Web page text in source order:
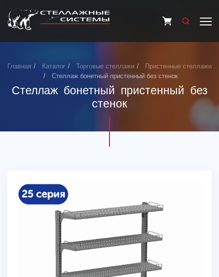
Главная Каталог Торговые стеллажи
Пристенные стеллажи
Стеллаж бонетный пристенный без стенок
Стеллаж бонетный пристенный без
стенок